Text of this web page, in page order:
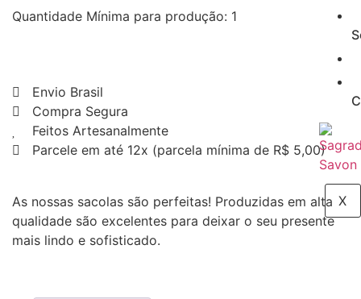
X
Quantidade Mínima para produção: 1
Envio Brasil
Compra Segura
Feitos Artesanalmente
Parcele em até 12x (parcela mínima de R$ 5,00)
As nossas sacolas são perfeitas! Produzidas em alta
qualidade são excelentes para deixar o seu presente
mais lindo e sofisticado.